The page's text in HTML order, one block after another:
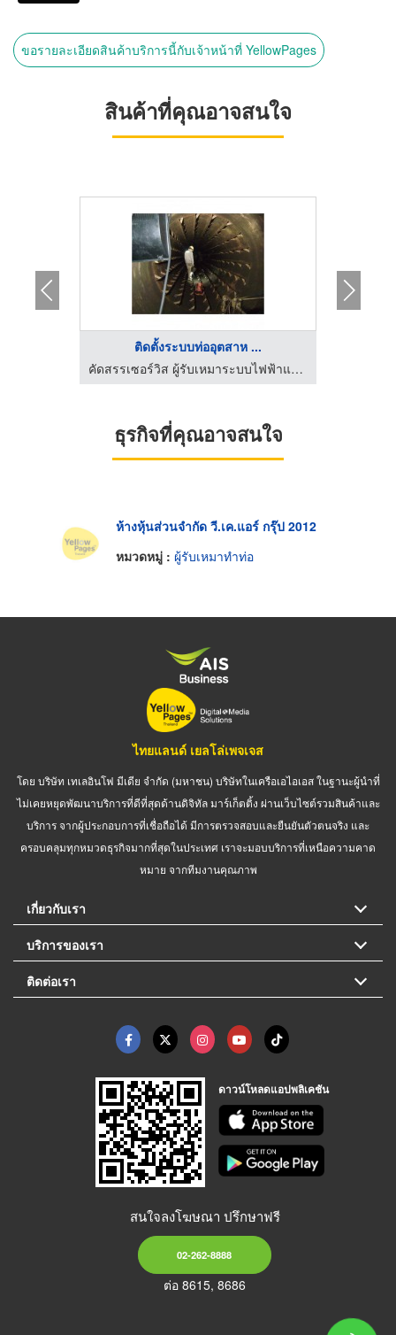
ขอรายละเอียดสินค้าบริการนี้กับเจ้าหน้าที่ YellowPages
สินค้าที่คุณอาจสนใจ
ติดตั้งระบบท่ออุตสาห ...
คัดสรรเซอร์วิส ผู้รับเหมาระบบไฟฟ้าและเครื่องจักรโรงงาน
ธุรกิจที่คุณอาจสนใจ
ห้างหุ้นส่วนจำกัด วี.เค.แอร์ กรุ๊ป 2012
หมวดหมู่ : ผู้รับเหมาทำท่อ
ไทยแลนด์ เยลโล่เพจเจส
โดย บริษัท เทเลอินโฟ มีเดีย จำกัด (มหาชน) บริษัทในเครือเอไอเอส ในฐานะผู้นำที่
ไม่เคยหยุดพัฒนาบริการที่ดีที่สุดด้านดิจิทัล มาร์เก็ตติ้ง ผ่านเว็บไซต์รวมสินค้าและ
บริการ จากผู้ประกอบการที่เชื่อถือได้ มีการตรวจสอบและยืนยันตัวตนจริง และ
ครอบคลุมทุกหมวดธุรกิจมากที่สุดในประเทศ เราจะมอบบริการที่เหนือความคาด
หมาย จากทีมงานคุณภาพ
เกี่ยวกับเรา
บริการของเรา
ติดต่อเรา
ดาวน์โหลดแอปพลิเคชัน
สนใจลงโฆษณา ปรึกษาฟรี
02-262-8888
ต่อ 8615, 8686